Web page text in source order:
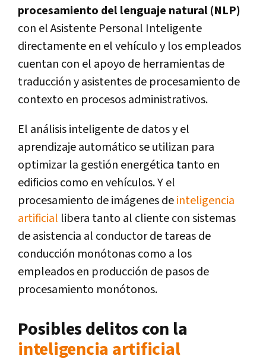
procesamiento del lenguaje natural (NLP)
con el Asistente Personal Inteligente
directamente en el vehículo y los empleados
cuentan con el apoyo de herramientas de
traducción y asistentes de procesamiento de
contexto en procesos administrativos.
El análisis inteligente de datos y el
aprendizaje automático se utilizan para
optimizar la gestión energética tanto en
edificios como en vehículos. Y el
procesamiento de imágenes deinteligencia
artificial libera tanto al cliente con sistemas
de asistencia al conductor de tareas de
conducción monótonas como a los
empleados en producción de pasos de
procesamiento monótonos.
Posibles delitos con la
inteligencia artificial